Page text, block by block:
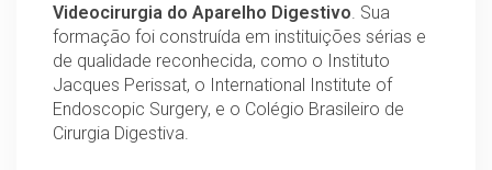
Videocirurgia do Aparelho Digestivo. Sua
formação foi construída em instituições sérias e
de qualidade reconhecida, como o Instituto
Jacques Perissat, o International Institute of
Endoscopic Surgery, e o Colégio Brasileiro de
Cirurgia Digestiva.